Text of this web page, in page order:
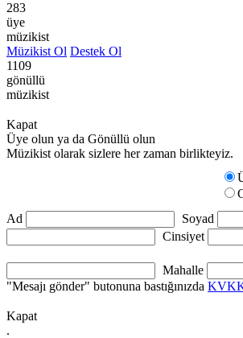
283
üye
müzikist
Müzikist Ol Destek Ol
1109
gönüllü
müzikist
Kapat
Üye olun ya da Gönüllü olun
Müzikist olarak sizlere her zaman birlikteyiz.
Ad
Soyad
Cinsiyet
Mahalle
"Mesajı gönder" butonuna bastığınızda KVKK
Kapat
.